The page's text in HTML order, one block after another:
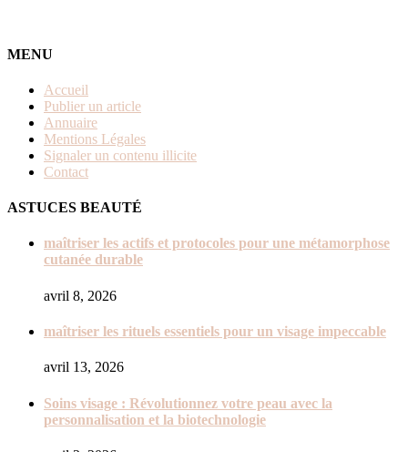
MENU
Accueil
Publier un article
Annuaire
Mentions Légales
Signaler un contenu illicite
Contact
ASTUCES BEAUTÉ
maîtriser les actifs et protocoles pour une métamorphose
cutanée durable
avril 8, 2026
maîtriser les rituels essentiels pour un visage impeccable
avril 13, 2026
Soins visage : Révolutionnez votre peau avec la
personnalisation et la biotechnologie